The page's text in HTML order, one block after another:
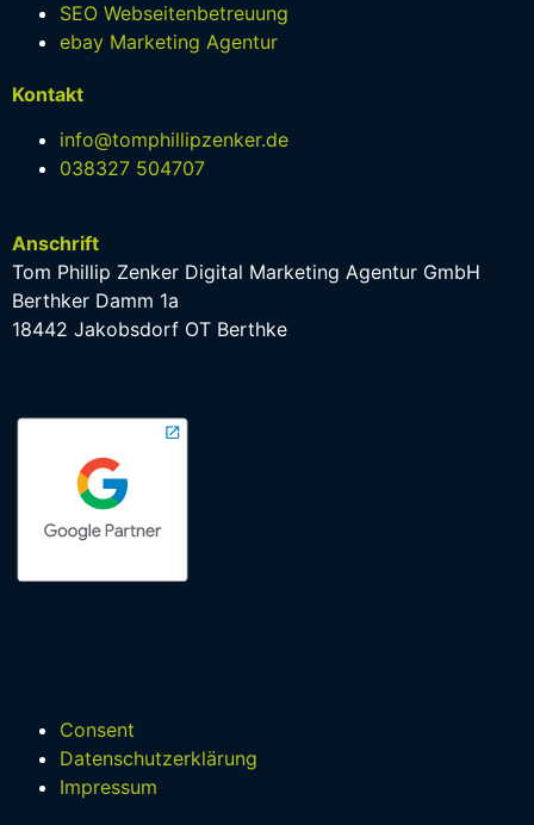
SEO Webseitenbetreuung
ebay Marketing Agentur
Kontakt
info@tomphillipzenker.de
038327 504707
Anschrift
Tom Phillip Zenker Digital Marketing Agentur GmbH
Berthker Damm 1a
18442 Jakobsdorf OT Berthke
Consent
Datenschutzerklärung
Impressum